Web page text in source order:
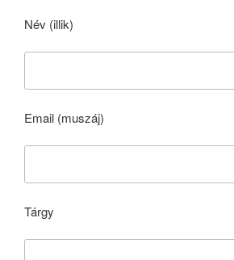
Név (illik)
Email (muszáj)
Tárgy